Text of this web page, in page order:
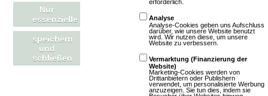
Verbessere deine Skillz, kämpfe gegen deine
Mitbewerber und Baue aus deinem Anfangs
klapprigen Tisch eine Dönerlounge.
Mehr über Dönergame
Nur
essenzielle
speichern
und
schließen
erforderlich.
Analyse
Analyse-Cookies geben uns Aufschluss
darüber, wie unsere Website benutzt
wird. Wir nutzen diese, um unsere
Website zu verbessern.
Vermarktung (Finanzierung der
Website)
Marketing-Cookies werden von
Drittanbietern oder Publishern
verwendet, um personalisierte Werbung
anzuzeigen. Sie tun dies, indem sie